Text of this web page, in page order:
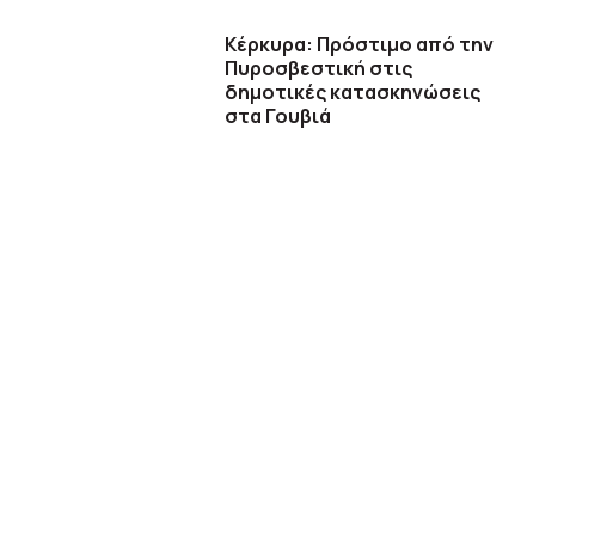
Κέρκυρα: Πρόστιμο από την
Πυροσβεστική στις
δημοτικές κατασκηνώσεις
στα Γουβιά